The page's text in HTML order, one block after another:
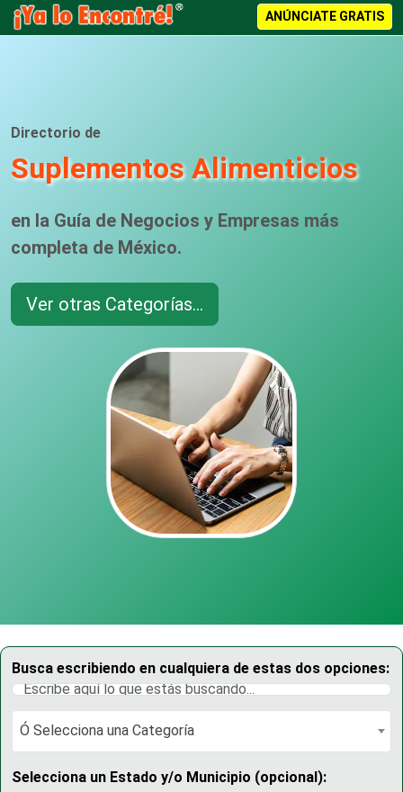
ANÚNCIATE GRATIS
Directorio de
Suplementos Alimenticios
en la Guía de Negocios y Empresas más
completa de México.
Ver otras Categorías...
Busca escribiendo en cualquiera de estas dos opciones:
Ó Selecciona una Categoría
Ó Selecciona una Categoría
Selecciona un Estado y/o Municipio (opcional):